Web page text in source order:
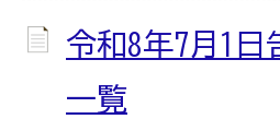
令和8年7月1日
一覧